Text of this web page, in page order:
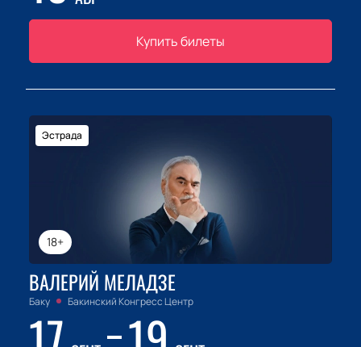
Купить билеты
18+
Эстрада
ВАЛЕРИЙ МЕЛАДЗЕ
Баку Бакинский Конгресс Центр